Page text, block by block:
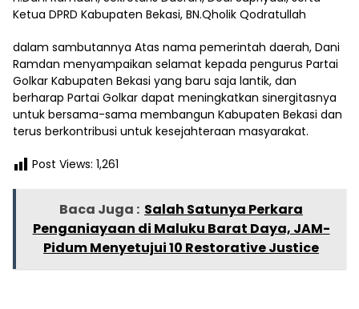
Ketua DPRD Kabupaten Bekasi, BN.Qholik Qodratullah
dalam sambutannya Atas nama pemerintah daerah, Dani
Ramdan menyampaikan selamat kepada pengurus Partai
Golkar Kabupaten Bekasi yang baru saja lantik, dan
berharap Partai Golkar dapat meningkatkan sinergitasnya
untuk bersama-sama membangun Kabupaten Bekasi dan
terus berkontribusi untuk kesejahteraan masyarakat.
Post Views: 1,261
Baca Juga : Salah Satunya Perkara
Penganiayaan di Maluku Barat Daya, JAM-
Pidum Menyetujui 10 Restorative Justice